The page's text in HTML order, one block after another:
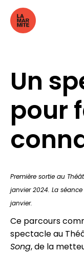
Un
pour
Première sortie au
janvier 2024. La
janvier.
Ce parcours
spectacle au
Song, de la